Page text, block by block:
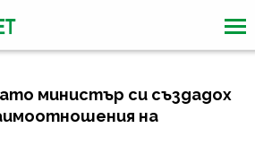
министър си създадох
на